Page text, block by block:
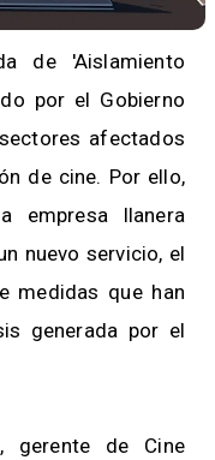
de 'Aislamiento
por el Gobierno
afectados
de cine. Por ello,
empresa llanera
nuevo servicio, el
medidas que han
generada por el
gerente de Cine